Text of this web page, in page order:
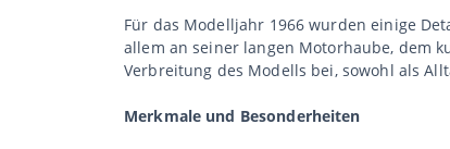
Für das Modelljahr 1966 wurden einige
allem an seiner langen Motorhaube, dem
Verbreitung des Modells bei, sowohl als
Merkmale und Besonderheiten